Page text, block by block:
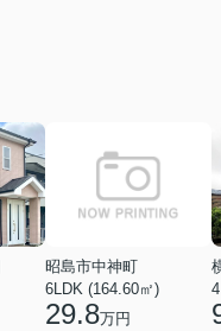
昭島市中神町
6LDK (164.60㎡)
29.8万円